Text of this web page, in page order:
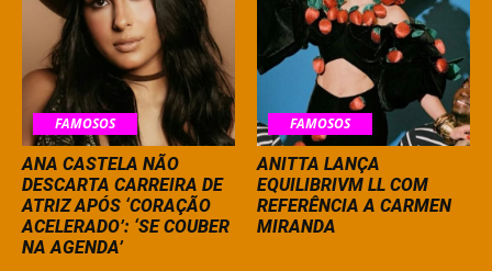
FAMOSOS
ANA CASTELA NÃO
DESCARTA CARREIRA DE
ATRIZ APÓS ‘CORAÇÃO
ACELERADO’: ‘SE COUBER
NA AGENDA’
FAMOSOS
ANITTA LANÇA
EQUILIBRIVM LL COM
REFERÊNCIA A CARMEN
MIRANDA